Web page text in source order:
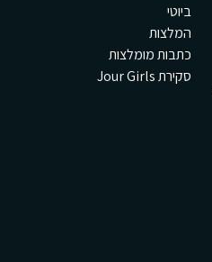
ביוטי
המלצות
כתבות מומלצות
סקירת Jour Girls